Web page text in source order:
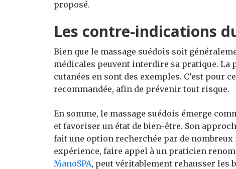
proposé.
Les contre-indications
Bien que le massage suédois soit
médicales peuvent interdire sa pratique.
cutanées en sont des exemples. C’est pour
recommandée, afin de prévenir tout risque.
En somme, le massage suédois émerge
et favoriser un état de bien-être. Son
fait une option recherchée par de
expérience, faire appel à un praticien
ManoSPA, peut véritablement rehausser les